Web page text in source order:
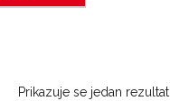
Prikazuje se jedan rezultat